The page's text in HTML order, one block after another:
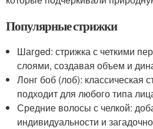
Популярные стрижки
Шагged: стрижка с четкими
слоями, создавая объем и
Лонг боб (лоб): классическая
подходит для любого типа
Средние волосы с челкой:
индивидуальности и